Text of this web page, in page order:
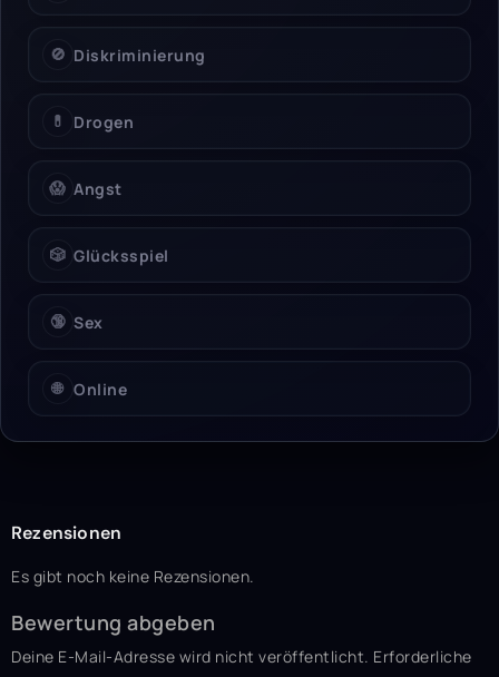
🚫 Diskriminierung
💊 Drogen
😱 Angst
🎲 Glücksspiel
🔞 Sex
🌐 Online
Rezensionen
Es gibt noch keine Rezensionen.
Bewertung abgeben
Deine E-Mail-Adresse wird nicht veröffentlicht. Erforderliche